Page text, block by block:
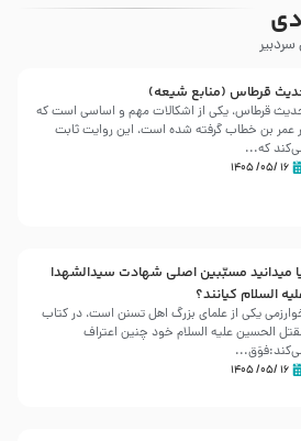
قرطاس (منابع شیعه)
قرطاس، یکی از اشکالات مهم و اساسی است که
عمر بن خطاب گرفته شده است، این روایت ثابت
که...
۱۶ /۰۵/ ۱۴۰۵
میدانید مسبّبین اصلی شهادت سیدالشهدا
‌السلام کیانند؟
یکی از علمای بزرگ اهل تسنن است، در کتاب
الحسین علیه ‌السلام خود چنین اعتراف
۱۶ /۰۵/ ۱۴۰۵